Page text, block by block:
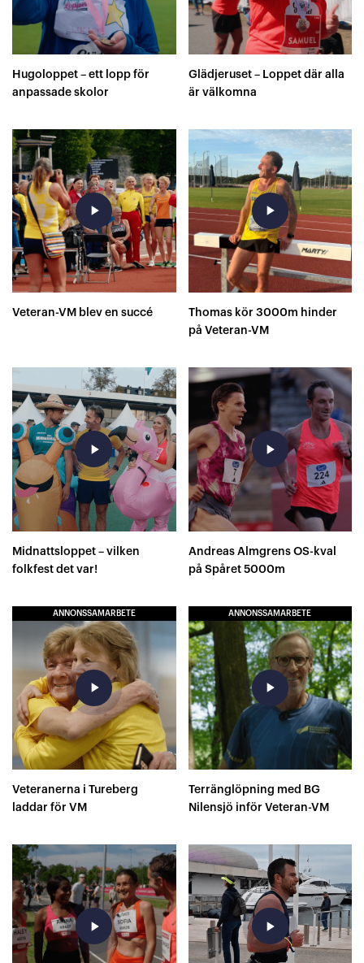
Hugoloppet – ett lopp för
anpassade skolor
Glädjeruset – Loppet där alla
är välkomna
play_arrow
Veteran-VM blev en succé
play_arrow
Thomas kör 3000m hinder
på Veteran-VM
play_arrow
Midnattsloppet – vilken
folkfest det var!
play_arrow
Andreas Almgrens OS-kval
på Spåret 5000m
ANNONSSAMARBETE
play_arrow
Veteranerna i Tureberg
laddar för VM
ANNONSSAMARBETE
play_arrow
Terränglöpning med BG
Nilensjö inför Veteran-VM
play_arrow play_arrow